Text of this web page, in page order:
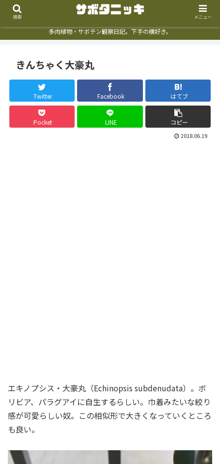
多肉植物・サボテン観察日記。下手の横好き。
きんちゃく大豪丸
Twitter Facebook はてブ
Pocket LINE コピー
2018.06.19
エキノプシス・大豪丸（Echinopsis subdenudata）。ボ
リビア、パラグアイに自生するらしい。巾着みたいな絞り
感が可愛らしい奴。この相似形で大きくなっていくところ
も良い。
検索 メニュー